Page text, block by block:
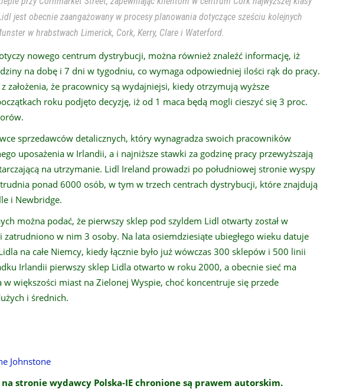
jest obecnie zaangażowany w procesy planowania dotyczące sześciu kolejnych
w hrabstwach Limerick, Cork, Kerry, Clare i Waterford.
nowego centrum dystrybucji, można również znaleźć informację, iż
na dobę i 7 dni w tygodniu, co wymaga odpowiedniej ilości rąk do pracy.
założenia, że pracownicy są wydajniejsi, kiedy otrzymują wyższe
roku podjęto decyzję, iż od 1 maca będą mogli cieszyć się 3 proc.
sprzedawców detalicznych, który wynagradza swoich pracowników
uposażenia w Irlandii, a i najniższe stawki za godzinę pracy przewyższają
na utrzymanie. Lidl Ireland prowadzi po południowej stronie wyspy
ponad 6000 osób, w tym w trzech centrach dystrybucji, które znajdują
i Newbridge.
można podać, że pierwszy sklep pod szyldem Lidl otwarty został w
w nim 3 osoby. Na lata osiemdziesiąte ubiegłego wieku datuje
na całe Niemcy, kiedy łącznie było już wówczas 300 sklepów i 500 linii
Irlandii pierwszy sklep Lidla otwarto w roku 2000, a obecnie sieć ma
większości miast na Zielonej Wyspie, choć koncentruje się przede
i średnich.
Johnstone
stronie wydawcy Polska-IE chronione są prawem autorskim.